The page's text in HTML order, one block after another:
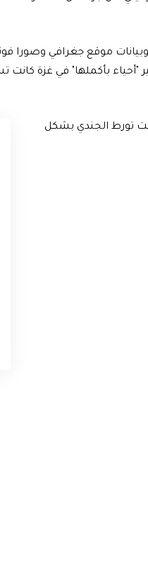
موقع جغرافي وصورا
في تدمير "أحياء بأكملها" في
تورط الجندي بشكل